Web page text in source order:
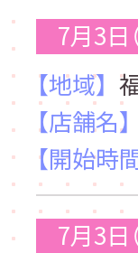
7月3日
【地域】
【店舗名】
【開始時
7月3日